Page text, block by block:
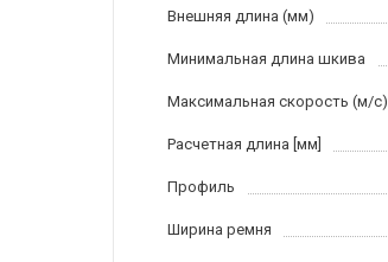
Внешняя длина (мм)
Минимальная длина шкива
Максимальная скорость (м/c)
Расчетная длина [мм]
Профиль
Ширина ремня